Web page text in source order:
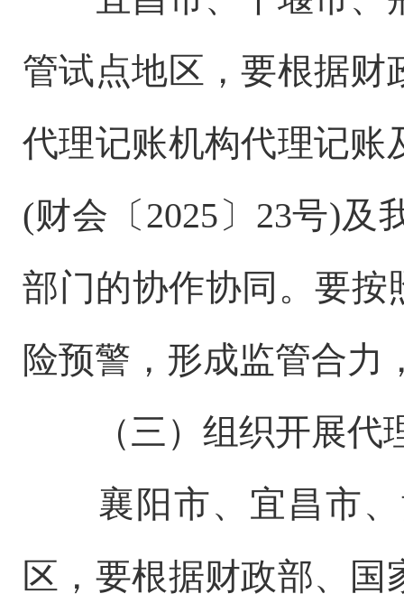
管试点地区，要根据财
代理记账机构代理记账
(财会〔2025〕23号)及
部门的协作协同。要按
险预警，形成监管合力
（三）组织开展
襄阳市、宜昌市
区，要根据财政部、